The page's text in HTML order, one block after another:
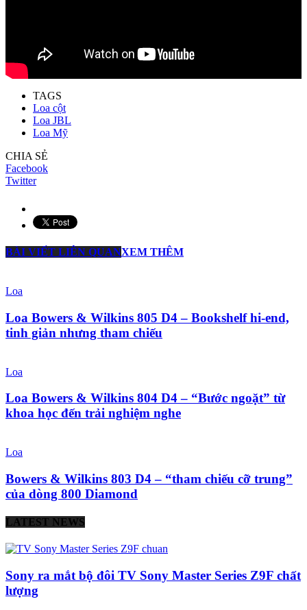
TAGS
Loa cột
Loa JBL
Loa Mỹ
CHIA SẺ
Facebook
Twitter
BÀI VIẾT LIÊN QUANXEM THÊM
Loa
Loa Bowers & Wilkins 805 D4 – Bookshelf hi-end,
tinh giản nhưng tham chiếu
Loa
Loa Bowers & Wilkins 804 D4 – “Bước ngoặt” từ
khoa học đến trải nghiệm nghe
Loa
Bowers & Wilkins 803 D4 – “tham chiếu cỡ trung”
của dòng 800 Diamond
LATEST NEWS
Sony ra mắt bộ đôi TV Sony Master Series Z9F chất
lượng